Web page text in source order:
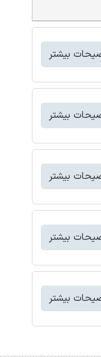
بیشتر
بیشتر
بیشتر
بیشتر
بیشتر